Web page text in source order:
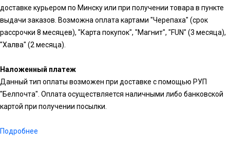
доставке курьером по Минску или при получении товара в пункте
выдачи заказов. Возможна оплата картами "Черепаха" (срок
рассрочки 8 месяцев), "Карта покупок", "Магнит", "FUN" (3 месяца),
"Халва" (2 месяца).
Наложенный платеж
Данный тип оплаты возможен при доставке с помощью РУП
"Белпочта". Оплата осуществляется наличными либо банковской
картой при получении посылки.
Подробнее